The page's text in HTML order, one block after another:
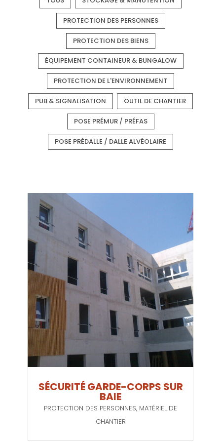
PROTECTION DES PERSONNES
PROTECTION DES BIENS
ÉQUIPEMENT CONTAINEUR & BUNGALOW
PROTECTION DE L'ENVIRONNEMENT
PUB & SIGNALISATION OUTIL DE CHANTIER
POSE PRÉMUR / PRÉFAS
POSE PRÉDALLE / DALLE ALVÉOLAIRE
SÉCURITÉ GARDE-CORPS SUR
BAIE
PROTECTION DES PERSONNES, MATÉRIEL DE
CHANTIER